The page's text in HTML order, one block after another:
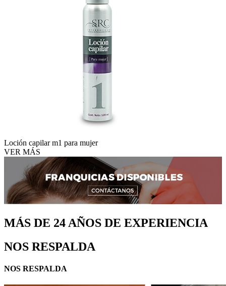
Loción capilar m1 para mujer
VER MÁS
MÁS DE 24 AÑOS DE EXPERIENCIA
NOS RESPALDA
NOS RESPALDA